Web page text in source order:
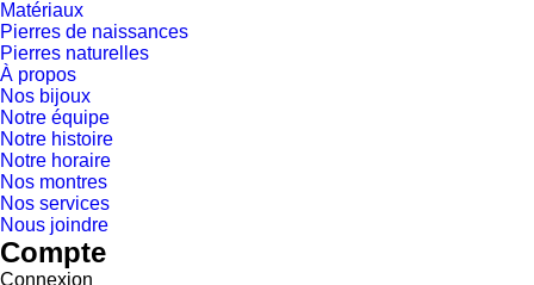
Matériaux
Pierres de naissances
Pierres naturelles
À propos
Nos bijoux
Notre équipe
Notre histoire
Notre horaire
Nos montres
Nos services
Nous joindre
Compte
Connexion